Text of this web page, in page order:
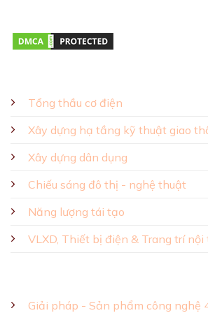
Tổng thầu cơ điện
Xây dựng hạ tầng kỹ thuật giao
Xây dựng dân dụng
Chiếu sáng đô thị - nghệ thuật
Năng lượng tái tạo
VLXD, Thiết bị điện & Trang trí
Giải pháp - Sản phẩm công nghệ